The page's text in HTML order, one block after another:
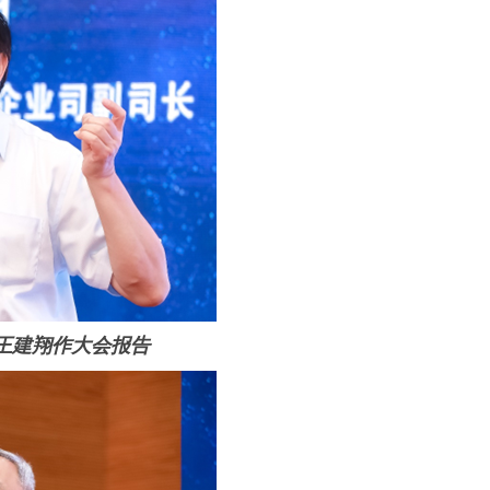
建翔作大会报告